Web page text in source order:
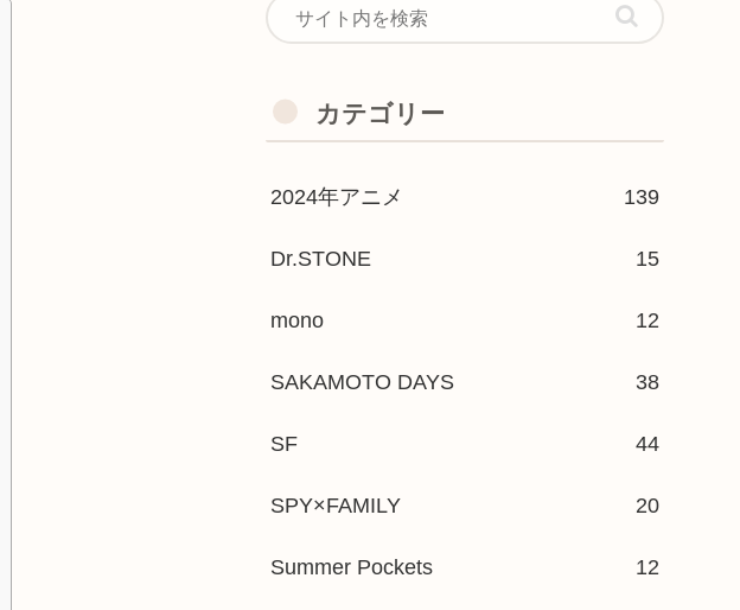
カテゴリー
2024年アニメ 139
Dr.STONE 15
mono 12
SAKAMOTO DAYS 38
SF 44
SPY×FAMILY 20
Summer Pockets 12